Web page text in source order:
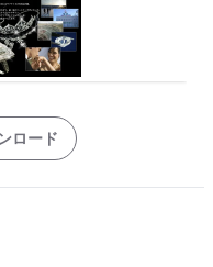
ロード